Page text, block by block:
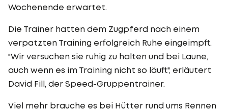
Wochenende erwartet.
Die Trainer hatten dem Zugpferd nach einem
verpatzten Training erfolgreich Ruhe eingeimpft.
"Wir versuchen sie ruhig zu halten und bei Laune,
auch wenn es im Training nicht so läuft", erläutert
David Fill, der Speed-Gruppentrainer.
Viel mehr brauche es bei Hütter rund ums Rennen